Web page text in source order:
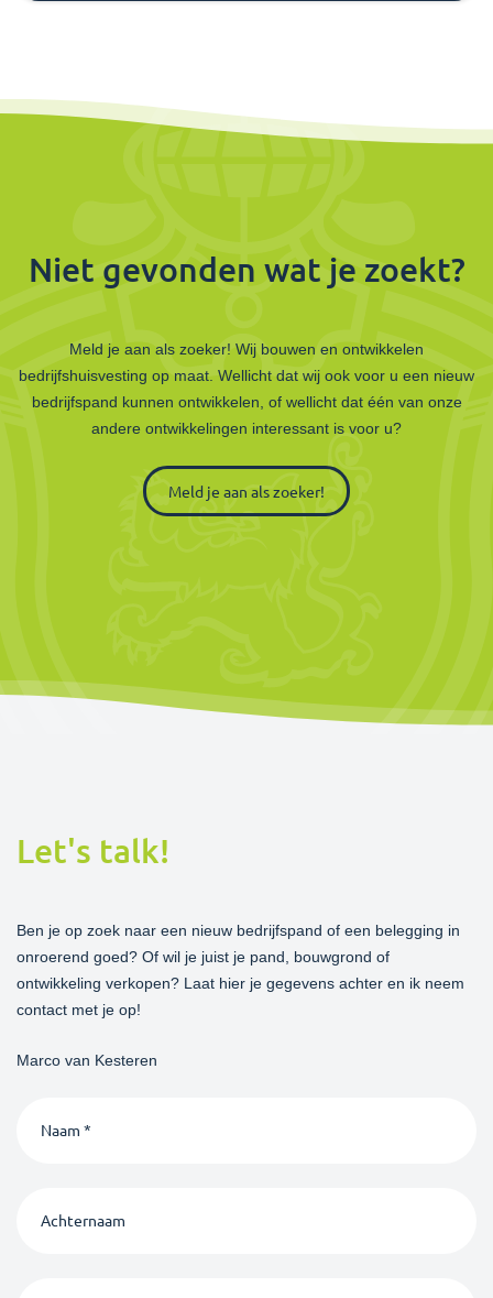
Niet gevonden wat je zoekt?
Meld je aan als zoeker! Wij bouwen en ontwikkelen
bedrijfshuisvesting op maat. Wellicht dat wij ook voor u een nieuw
bedrijfspand kunnen ontwikkelen, of wellicht dat één van onze
andere ontwikkelingen interessant is voor u?
Meld je aan als zoeker!
Let's talk!
Ben je op zoek naar een nieuw bedrijfspand of een belegging in
onroerend goed? Of wil je juist je pand, bouwgrond of
ontwikkeling verkopen? Laat hier je gegevens achter en ik neem
contact met je op!
Marco van Kesteren